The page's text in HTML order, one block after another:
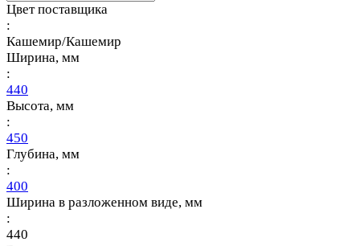
Цвет поставщика
:
Кашемир/Кашемир
Ширина, мм
:
440
Высота, мм
:
450
Глубина, мм
:
400
Ширина в разложенном виде, мм
:
440